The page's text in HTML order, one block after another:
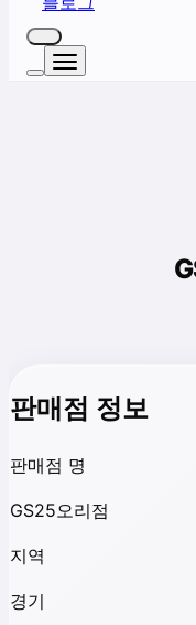
판매점 정보
판매점 명
GS25오리점
지역
경기